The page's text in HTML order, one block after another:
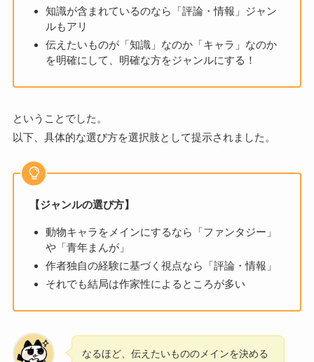
知識が含まれているのなら「評論・情報」ジャン
ルもアリ
伝えたいものが「知識」なのか「キャラ」なのか
を明確にして、明確な方をジャンルにする！
ということでした。
以下、具体的な選び方を選択肢として提示されました。
【ジャンルの選び方】
動物キャラをメインにするなら「ファンタジー」
や「青年まんが」
作者独自の経験に基づく視点なら「評論・情報」
それでも結局は作家性によるところが多い
なるほど、伝えたいもののメインを決める